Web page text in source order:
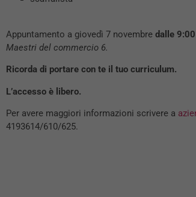
Appuntamento a giovedì 7 novembre dalle
Maestri del commercio 6.
Ricorda di portare con te il tuo curriculum.
L’accesso è libero.
Per avere maggiori informazioni scrivere a
4193614/610/625.